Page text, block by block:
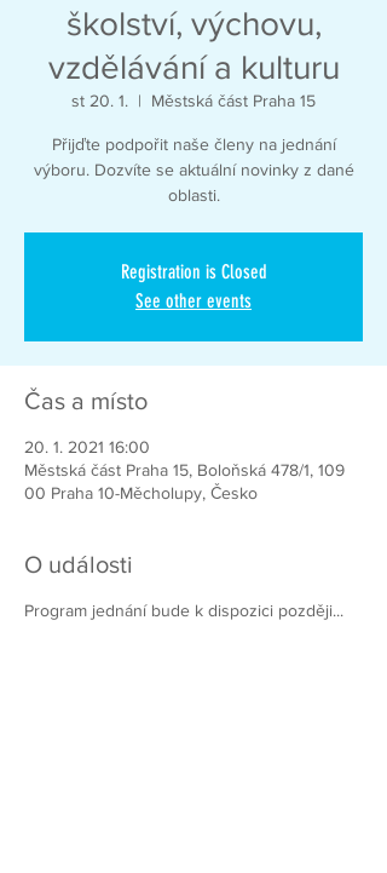
školství, výchovu,
vzdělávání a kulturu
st 20. 1.
  |
Městská část Praha 15
Přijďte podpořit naše členy na jednání
výboru. Dozvíte se aktuální novinky z dané
oblasti.
Registration is Closed
See other events
Čas a místo
20. 1. 2021 16:00
Městská část Praha 15, Boloňská 478/1, 109
00 Praha 10-Měcholupy, Česko
O události
Program jednání bude k dispozici později...